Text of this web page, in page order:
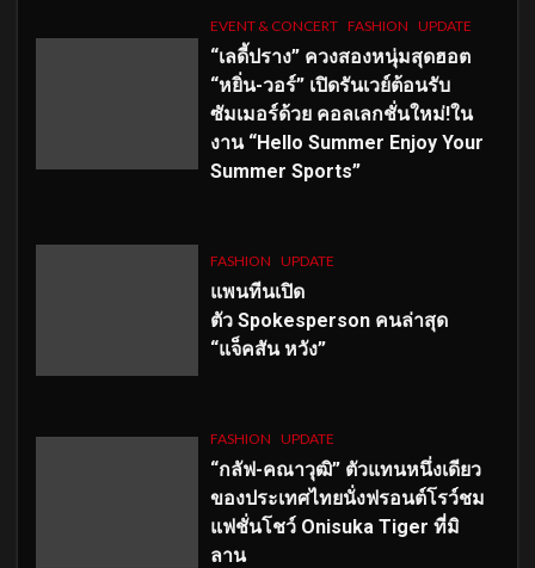
EVENT & CONCERT FASHION UPDATE
“เลดี้ปราง” ควงสองหนุ่มสุดฮอต
“หยิ่น-วอร์” เปิดรันเวย์ต้อนรับ
ซัมเมอร์ด้วย คอลเลกชั่นใหม่!ใน
งาน “Hello Summer Enjoy Your
Summer Sports”
FASHION UPDATE
แพนทีนเปิด
ตัว Spokesperson คนล่าสุด
“แจ็คสัน หวัง”
FASHION UPDATE
“กลัฟ-คณาวุฒิ” ตัวแทนหนึ่งเดียว
ของประเทศไทยนั่งฟรอนต์โรว์ชม
แฟชั่นโชว์ Onisuka Tiger ที่มิ
ลาน